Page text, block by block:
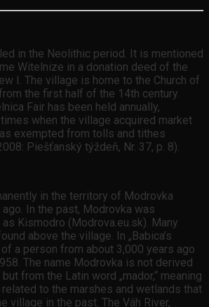
in the Neolithic period. It is mentioned
Witelnize in a donation deed of the
I. The village is home to the Church of
the first half of the 14th century.
Fair has been held annually,
when the village acquired market
exempted from tolls and tithes
Piešťanský týždeň, Nr. 37, p. 8).
in the territory of Modrovka
In the past, Modrovka was
Kismodro (Modrova.eu.sk). Many
above the village. In „Babica’s
a person from about 3,000 years ago
The name Modrovka is not derived
from the Latin word „mador,“ meaning
to the marshes and wetlands that
village in the past. The Váh River,